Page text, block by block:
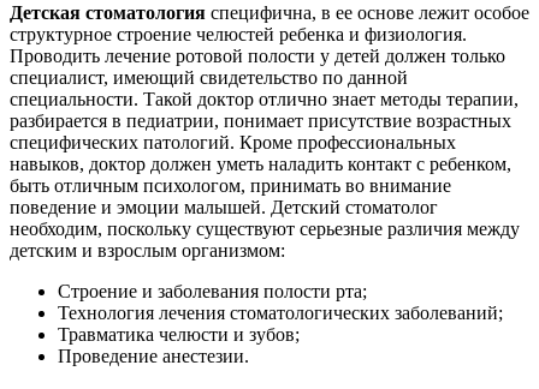
Детская стоматология специфична, в ее основе лежит особое
структурное строение челюстей ребенка и физиология.
Проводить лечение ротовой полости у детей должен только
специалист, имеющий свидетельство по данной
специальности. Такой доктор отлично знает методы терапии,
разбирается в педиатрии, понимает присутствие возрастных
специфических патологий. Кроме профессиональных
навыков, доктор должен уметь наладить контакт с ребенком,
быть отличным психологом, принимать во внимание
поведение и эмоции малышей. Детский стоматолог
необходим, поскольку существуют серьезные различия между
детским и взрослым организмом:
Строение и заболевания полости рта;
Технология лечения стоматологических заболеваний;
Травматика челюсти и зубов;
Проведение анестезии.